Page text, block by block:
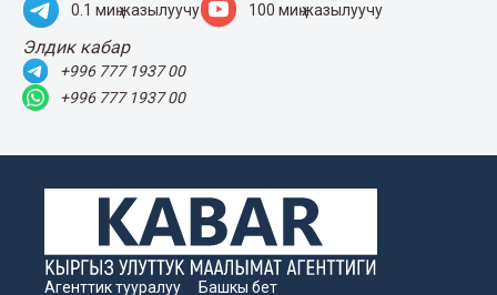
0.1 миң жазылуучу 100 миң жазылуучу
Элдик кабар
+996 777 1937 00
+996 777 1937 00
Агенттик тууралуу Башкы бет